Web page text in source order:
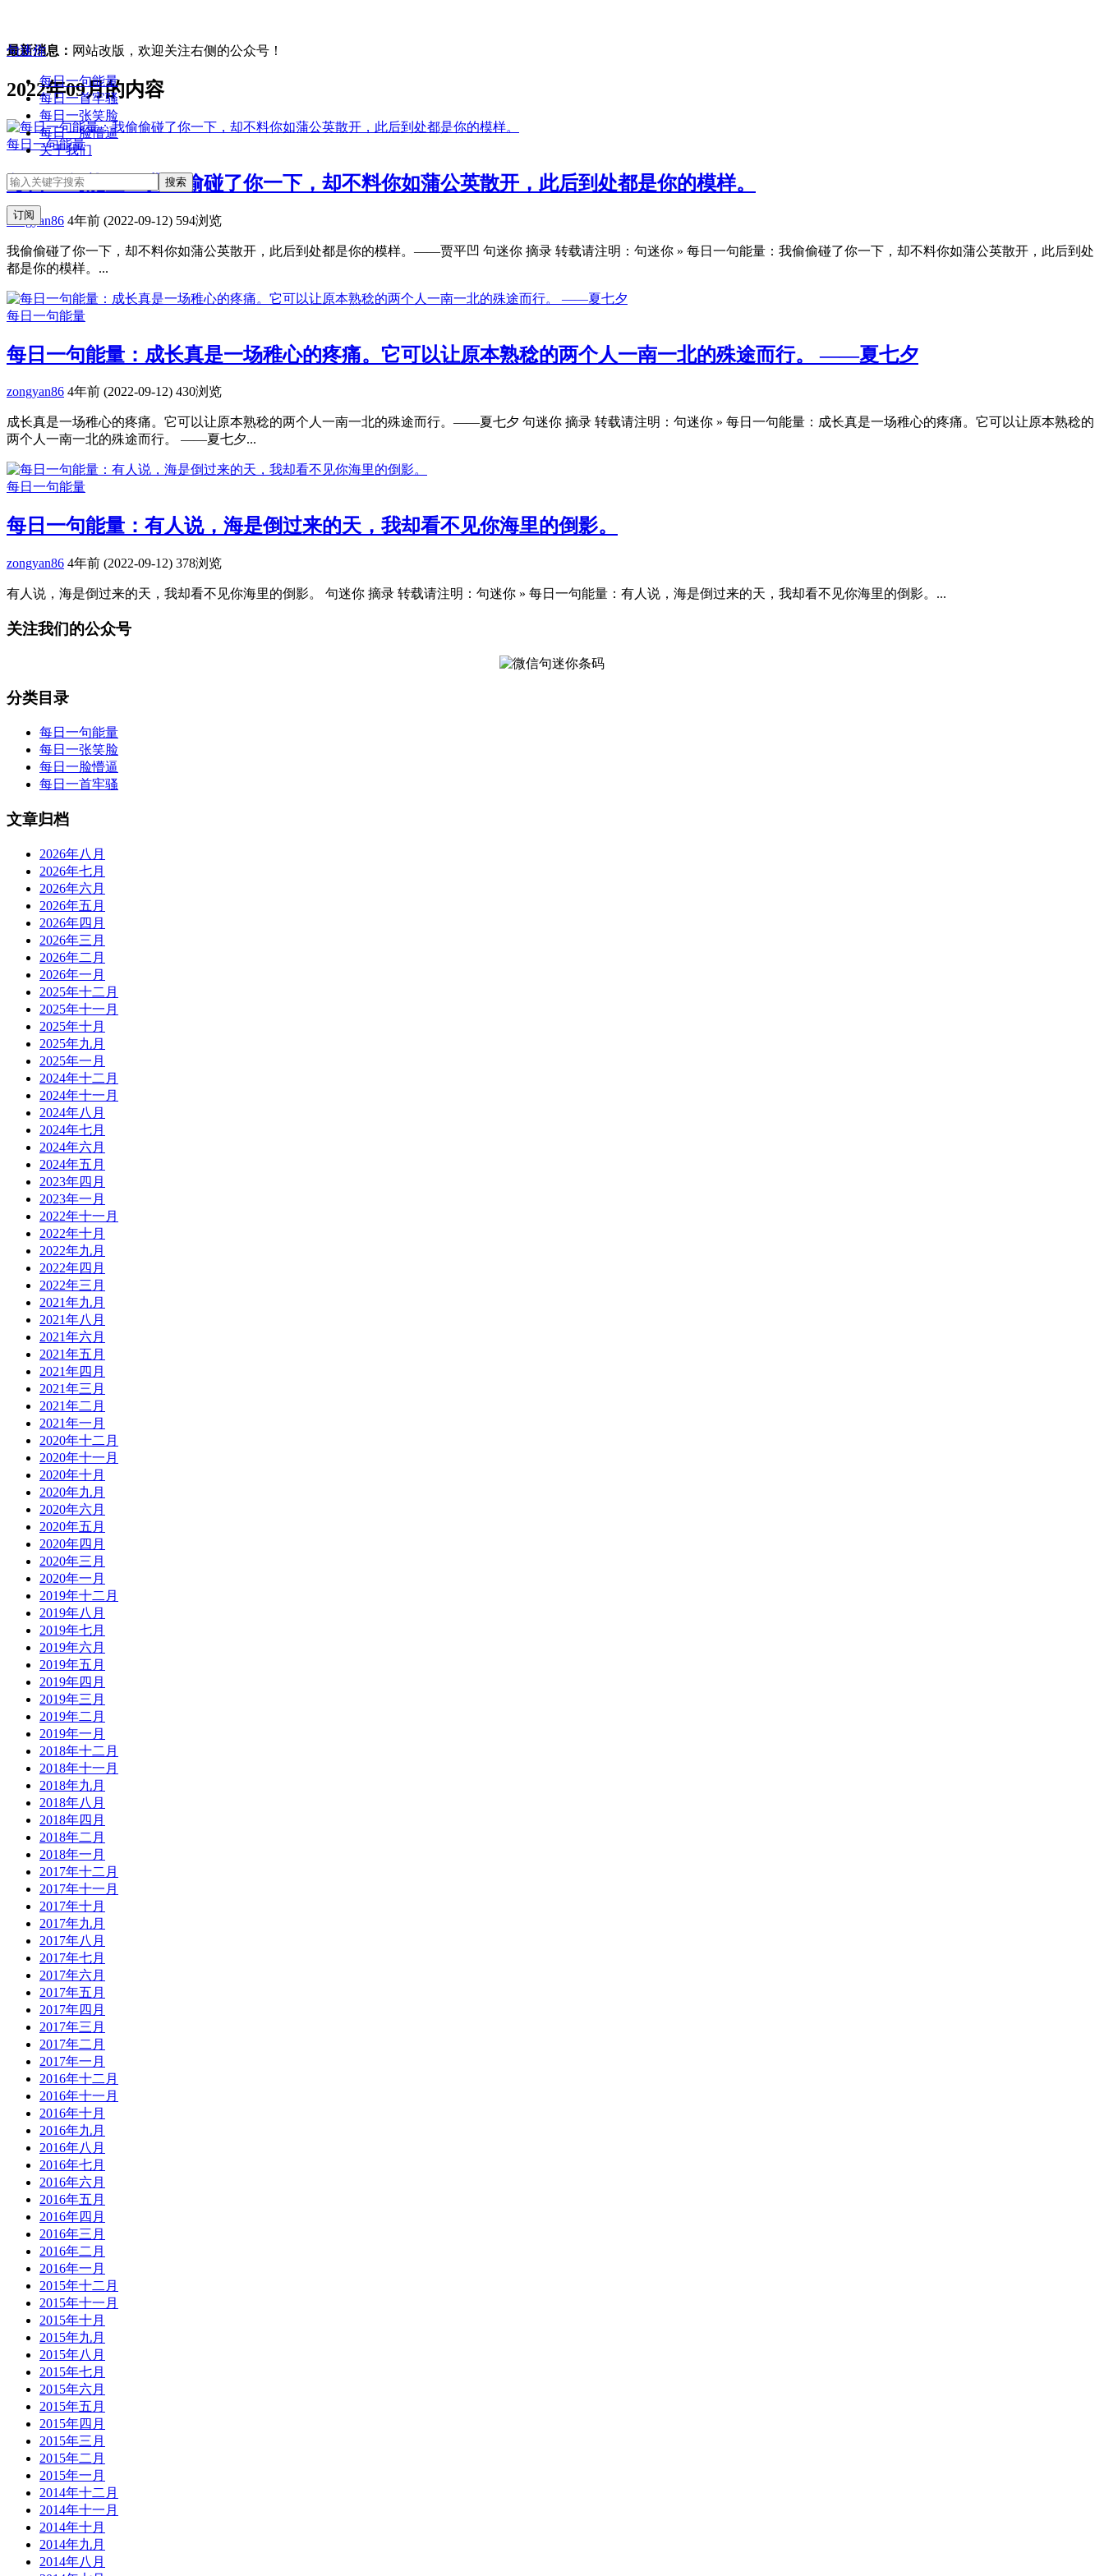
句迷你
每日一句能量
每日一首牢骚
每日一张笑脸
每日一脸懵逼
关于我们
订阅
最新消息： 网站改版，欢迎关注右侧的公众号！
2022年09月的内容
每日一句能量
每日一句能量：我偷偷碰了你一下，却不料你如蒲公英散开，此后到处都是你的模样。
zongyan86 4年前 (2022-09-12) 594浏览
我偷偷碰了你一下，却不料你如蒲公英散开，此后到处都是你的模样。——贾平凹 句迷你 摘录 转载请注明：句迷你 » 每日一句能量：我偷偷碰了你一下，却不料你如蒲公英散开，此后到处
都是你的模样。...
每日一句能量
每日一句能量：成长真是一场稚心的疼痛。它可以让原本熟稔的两个人一南一北的殊途而行。 ——夏七夕
zongyan86 4年前 (2022-09-12) 430浏览
成长真是一场稚心的疼痛。它可以让原本熟稔的两个人一南一北的殊途而行。——夏七夕 句迷你 摘录 转载请注明：句迷你 » 每日一句能量：成长真是一场稚心的疼痛。它可以让原本熟稔的
两个人一南一北的殊途而行。 ——夏七夕...
每日一句能量
每日一句能量：有人说，海是倒过来的天，我却看不见你海里的倒影。
zongyan86 4年前 (2022-09-12) 378浏览
有人说，海是倒过来的天，我却看不见你海里的倒影。 句迷你 摘录 转载请注明：句迷你 » 每日一句能量：有人说，海是倒过来的天，我却看不见你海里的倒影。...
关注我们的公众号
分类目录
每日一句能量
每日一张笑脸
每日一脸懵逼
每日一首牢骚
文章归档
2026年八月
2026年七月
2026年六月
2026年五月
2026年四月
2026年三月
2026年二月
2026年一月
2025年十二月
2025年十一月
2025年十月
2025年九月
2025年一月
2024年十二月
2024年十一月
2024年八月
2024年七月
2024年六月
2024年五月
2023年四月
2023年一月
2022年十一月
2022年十月
2022年九月
2022年四月
2022年三月
2021年九月
2021年八月
2021年六月
2021年五月
2021年四月
2021年三月
2021年二月
2021年一月
2020年十二月
2020年十一月
2020年十月
2020年九月
2020年六月
2020年五月
2020年四月
2020年三月
2020年一月
2019年十二月
2019年八月
2019年七月
2019年六月
2019年五月
2019年四月
2019年三月
2019年二月
2019年一月
2018年十二月
2018年十一月
2018年九月
2018年八月
2018年四月
2018年二月
2018年一月
2017年十二月
2017年十一月
2017年十月
2017年九月
2017年八月
2017年七月
2017年六月
2017年五月
2017年四月
2017年三月
2017年二月
2017年一月
2016年十二月
2016年十一月
2016年十月
2016年九月
2016年八月
2016年七月
2016年六月
2016年五月
2016年四月
2016年三月
2016年二月
2016年一月
2015年十二月
2015年十一月
2015年十月
2015年九月
2015年八月
2015年七月
2015年六月
2015年五月
2015年四月
2015年三月
2015年二月
2015年一月
2014年十二月
2014年十一月
2014年十月
2014年九月
2014年八月